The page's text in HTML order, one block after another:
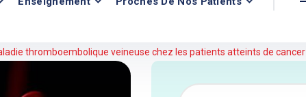
thromboembolique veineuse chez les patients atteints de cancer